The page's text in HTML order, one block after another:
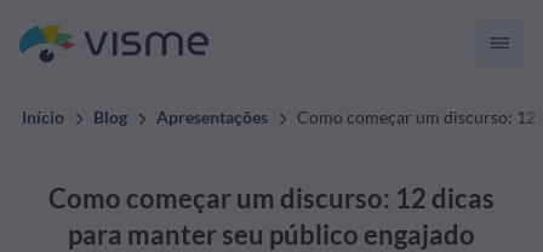
Início Blog Apresentações Como começar um discurso: 12
Como começar um discurso: 12 dicas
para manter seu público engajado